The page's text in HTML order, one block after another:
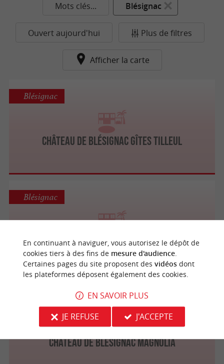
Mots clés... Blésignac
Ouvert aujourd'hui Plus de filtres
Afficher la carte
Château de Blésignac Gîtes Tilleul
Blésignac
Château de Blésignac Gîte Cèdre Bleu
Blésignac
Château de Blésignac Magnolia
En continuant à naviguer, vous autorisez le dépôt de
cookies tiers à des fins de mesure d'audience.
Certaines pages du site proposent des vidéosdont
les plateformes déposent également des cookies.
EN SAVOIR PLUS
JE REFUSE
J'ACCEPTE